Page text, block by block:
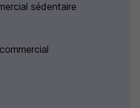
sédentaire